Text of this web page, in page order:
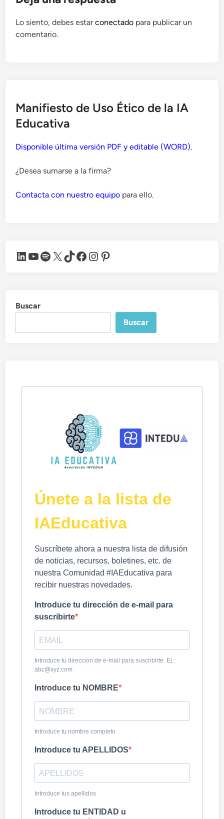
Lo siento, debes estarconectado para publicar un
comentario.
Manifiesto de Uso Ético de la IA
Educativa
Disponible última versión PDF y editable (WORD).
¿Desea sumarse a la firma?
Contacta con nuestro equipo para ello.
LinkedIn
YouTube
Spotify
X TikTok
Facebook
Instagram
Pinterest
Buscar
Buscar
Únete a la lista de
IAEducativa
Suscríbete ahora a nuestra lista de difusión
de noticias, recursos, boletines, etc. de
nuestra Comunidad #IAEducativa para
recibir nuestras novedades.
Introduce tu dirección de e-mail para
suscribirte
Introduce tu dirección de e-mail para suscribirte. Ej.:
abc@xyz.com
Introduce tu NOMBRE
Introduce tu nombre completo
Introduce tu APELLIDOS
Introduce tus apellidos
Introduce tu ENTIDAD u